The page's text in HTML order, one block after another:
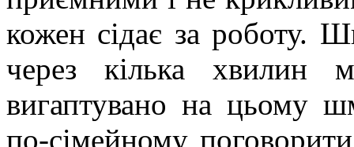
кожен сідає за роботу.
через кілька хвилин
вигаптувано на цьому
по-сімейному